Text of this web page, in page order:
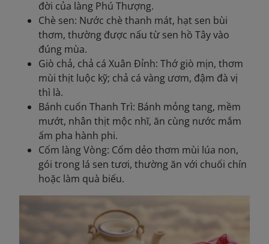
đời của làng Phú Thượng.
Chè sen: Nước chè thanh mát, hạt sen bùi
thơm, thường được nấu từ sen hồ Tây vào
đúng mùa.
Giò chả, chả cá Xuân Đỉnh: Thớ giò mịn, thơm
mùi thịt luộc kỹ; chả cá vàng ươm, đậm đà vị
thì là.
Bánh cuốn Thanh Trì: Bánh mỏng tang, mềm
mướt, nhân thịt mộc nhĩ, ăn cùng nước mắm
ấm pha hành phi.
Cốm làng Vòng: Cốm dẻo thơm mùi lúa non,
gói trong lá sen tươi, thường ăn với chuối chín
hoặc làm quà biếu.